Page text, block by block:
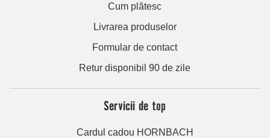
Cum plătesc
Livrarea produselor
Formular de contact
Retur disponibil 90 de zile
Servicii de top
Cardul cadou HORNBACH